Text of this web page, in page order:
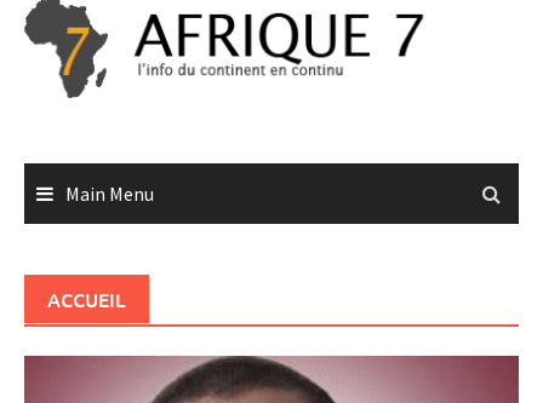
Skip
content
Main Menu
ACCUEIL